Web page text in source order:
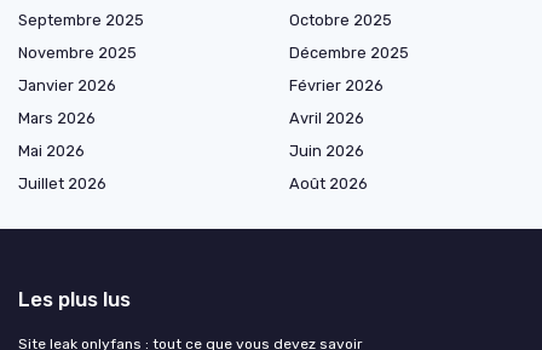
Septembre 2025
Octobre 2025
Novembre 2025
Décembre 2025
Janvier 2026
Février 2026
Mars 2026
Avril 2026
Mai 2026
Juin 2026
Juillet 2026
Août 2026
Les plus lus
Site leak onlyfans : tout ce que vous devez savoir